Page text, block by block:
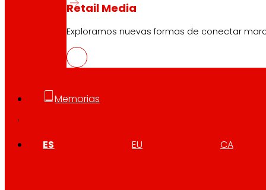
Retail Media
Exploramos nuevas formas de conectar
Memorias
ES EU CA
PDF